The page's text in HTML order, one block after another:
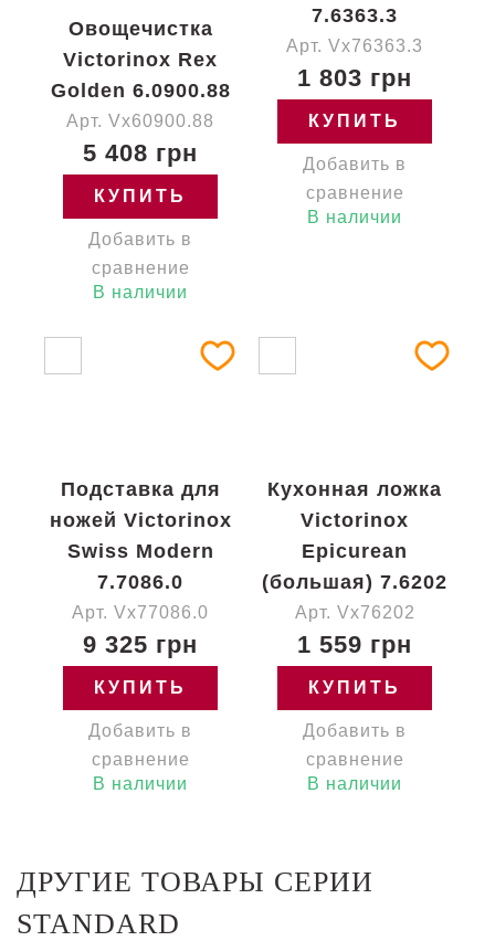
Овощечистка
Victorinox Rex
Golden 6.0900.88
Арт. Vx60900.88
5 408 грн
КУПИТЬ
Добавить в
сравнение
В наличии
7.6363.3
Арт. Vx76363.3
1 803 грн
КУПИТЬ
Добавить в
сравнение
В наличии
Подставка для
ножей Victorinox
Swiss Modern
7.7086.0
Арт. Vx77086.0
9 325 грн
КУПИТЬ
Добавить в
сравнение
В наличии
Кухонная ложка
Victorinox
Epicurean
(большая) 7.6202
Арт. Vx76202
1 559 грн
КУПИТЬ
Добавить в
сравнение
В наличии
ДРУГИЕ ТОВАРЫ СЕРИИ
STANDARD